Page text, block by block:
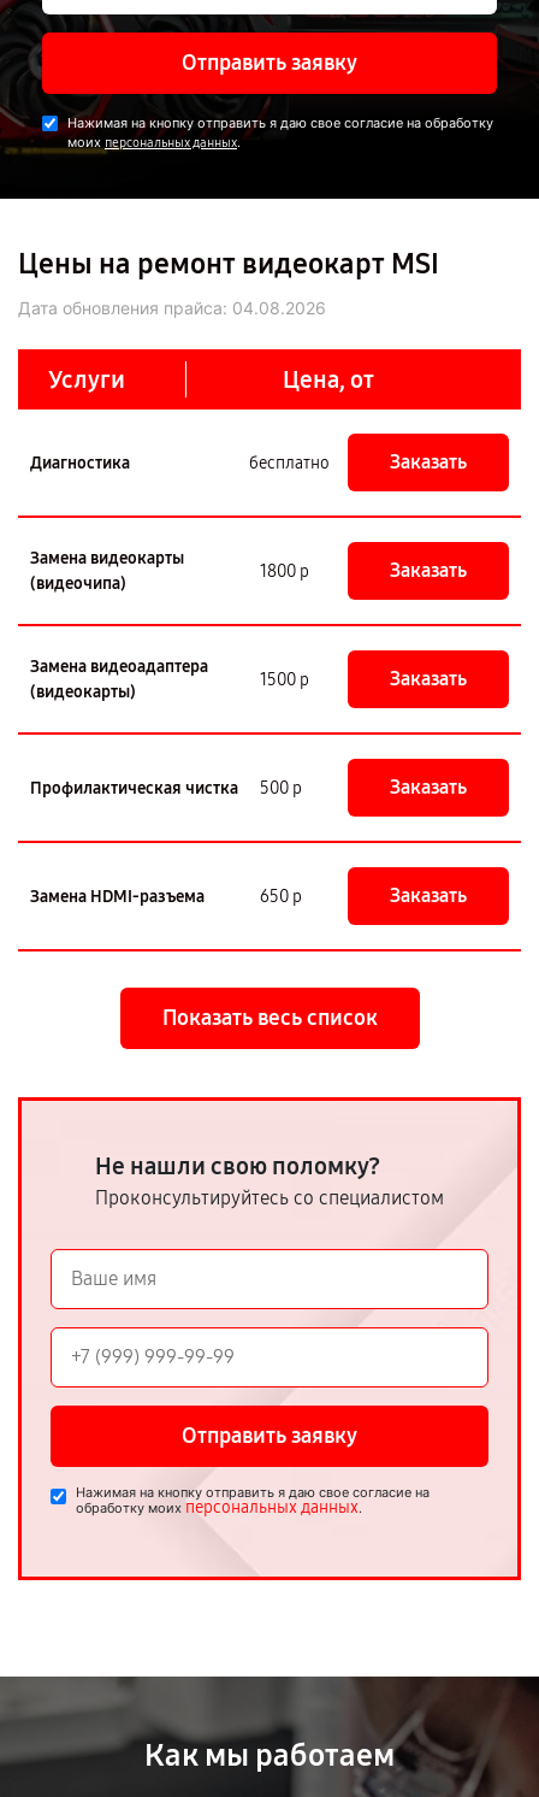
Отправить заявку
Нажимая на кнопку отправить я даю свое согласие на обработку
моих персональных данных.
Цены на ремонт видеокарт MSI
Дата обновления прайса: 04.08.2026
Услуги Цена, от
Диагностика бесплатно Заказать
Замена видеокарты
(видеочипа)
1800 р Заказать
Замена видеоадаптера
(видеокарты)
1500 р Заказать
Профилактическая чистка 500 р Заказать
Замена HDMI-разъема 650 р Заказать
Показать весь список
Не нашли свою поломку?
Проконсультируйтесь со специалистом
Отправить заявку
Нажимая на кнопку отправить я даю свое согласие на
обработку моих персональных данных.
Как мы работаем